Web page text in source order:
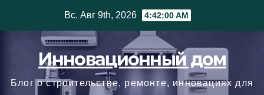
Вс. Авг 9th, 2026 4:42:01 AM
Инновационный дом
Блог о строительстве, ремонте, инновациях для